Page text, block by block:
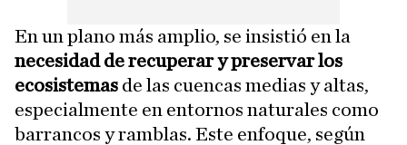
En un plano más amplio, se insistió en la
necesidad de recuperar y preservar los
ecosistemas de las cuencas medias y altas,
especialmente en entornos naturales como
barrancos y ramblas. Este enfoque, según